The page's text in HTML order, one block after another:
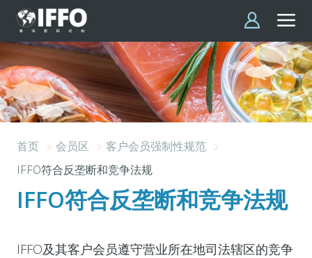
跳转到主要内容
首页 会员区
客户会员强制性规范
IFFO符合反垄断和竞争法规
IFFO符合反垄断和竞争法规
IFFO及其客户会员遵守营业所在地司法辖区的竞争